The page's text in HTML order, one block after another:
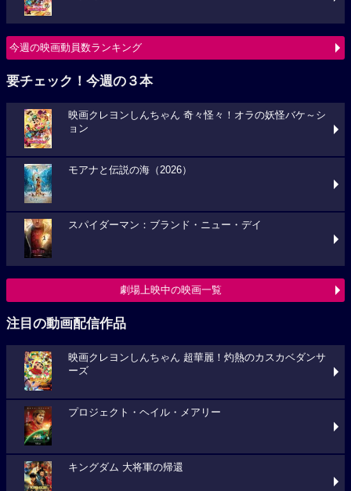
今週の映画動員数ランキング
要チェック！今週の３本
映画クレヨンしんちゃん 奇々怪々！オラの妖怪バケ～シ
ョン
モアナと伝説の海（2026）
スパイダーマン：ブランド・ニュー・デイ
劇場上映中の映画一覧
注目の動画配信作品
映画クレヨンしんちゃん 超華麗！灼熱のカスカベダンサ
ーズ
プロジェクト・ヘイル・メアリー
キングダム 大将軍の帰還